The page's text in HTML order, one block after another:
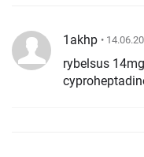
1akhp •
rybelsus